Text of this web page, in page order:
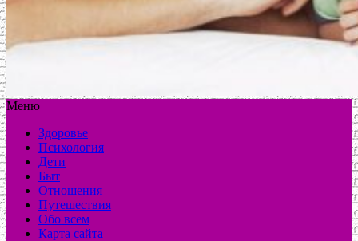
Меню
Здоровье
Психология
Дети
Быт
Отношения
Путешествия
Обо всем
Карта сайта